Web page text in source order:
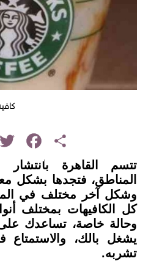
Share
Facebook
تتسم القاهرة
المناطق، فتجدها بشكل
وشكل آخر مختلف في
كل الكافيهات بمختلف
وحالة خاصة، تساعدك
يشغل بالك،
تشربه.